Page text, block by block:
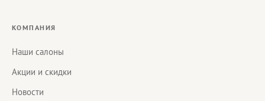
КОМПАНИЯ
Наши салоны
Акции и скидки
Новости